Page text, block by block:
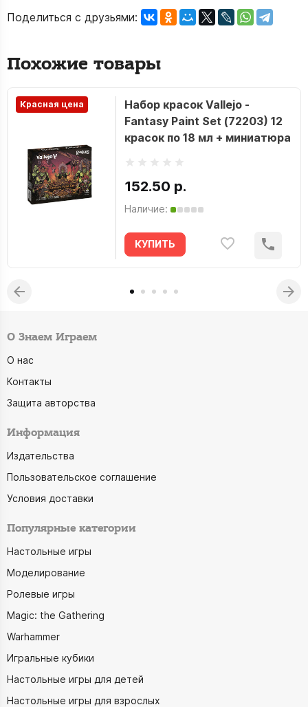
Поделиться с друзьями:
Похожие товары
Красная цена
Набор красок Vallejo -
Fantasy Paint Set (72203) 12
красок по 18 мл + миниатюра
152.50 р.
Наличие:
КУПИТЬ
О Знаем Играем
О нас
Контакты
Защита авторства
Информация
Издательства
Пользовательское соглашение
Условия доставки
Популярные категории
Настольные игры
Моделирование
Ролевые игры
Magic: the Gathering
Warhammer
Игральные кубики
Настольные игры для детей
Настольные игры для взрослых